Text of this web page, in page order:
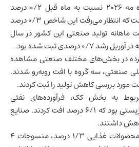
در ماه مه ۲۰۲۶ نسبت به ماه قبل ۰/۲ درصد
کاهش یافت؛ در حالی که است که انتظار می‌رفت این شاخص ۰/۳ درصد
تولید صنعتی این کشور در سال
۷ درصدی ثبت شده بود.
در بخش‌های مختلف صنعتی مشاهده
صنعتی، سه گروه با افت روبه‌رو شدند.
به بخش کک، فرآورده‌های نفتی
پالایش‌شده و سوخت‌های زیستی بود که ۶/۱ درصد افت کردند. صنایع
در سایر بخش‌ها نیز تولید محصولات غذایی ۱/۳ درصد، منسوجات ۴